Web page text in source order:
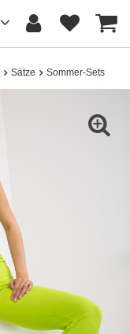
Sätze Sommer-Sets